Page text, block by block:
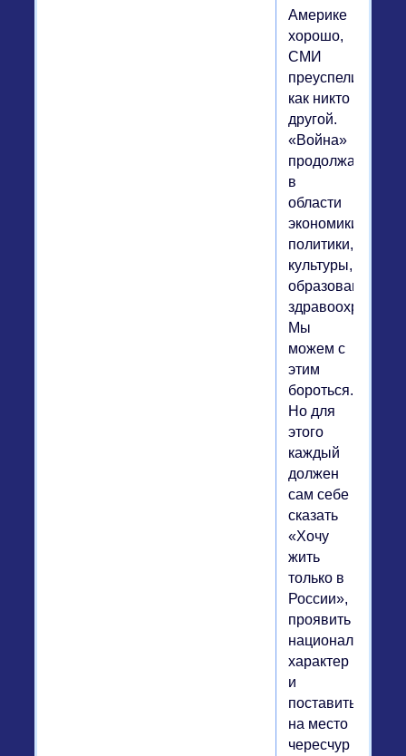
Америке
хорошо,
СМИ
преуспели
как никто
другой.
«Война»
продолжается:
в
области
экономики,
политики,
культуры,
образования,
Мы
можем с
этим
бороться.
Но для
этого
каждый
должен
сам себе
сказать
«Хочу
жить
только в
России»,
проявить
национальный
характер
и
поставить
на место
чересчур